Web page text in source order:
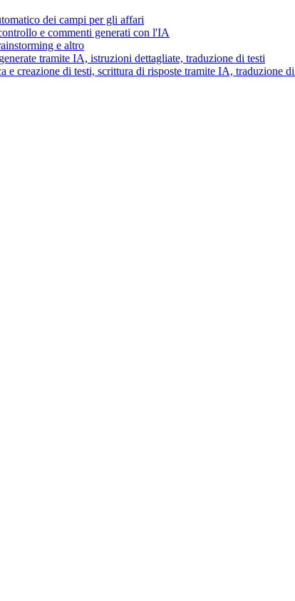
dei campi per gli affari
e commenti generati con l'IA
e altro
tramite IA, istruzioni dettagliate, traduzione di testi
creazione di testi, scrittura di risposte tramite IA, traduzione